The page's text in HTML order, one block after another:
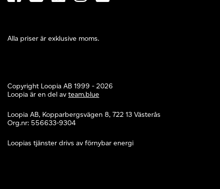
Alla priser är exklusive moms.
Copyright Loopia AB 1999 - 2026
Loopia är en del av team.blue
Loopia AB, Kopparbergsvägen 8, 722 13 Västerås
Org.nr: 556633-9304
Loopias tjänster drivs av förnybar energi